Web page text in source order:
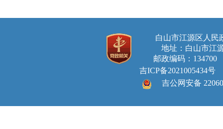
白山市江源区人
地址：白山市江
邮政编码：134700
吉ICP备2021005434号
吉公网安备